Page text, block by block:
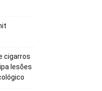
cigarros
lesões